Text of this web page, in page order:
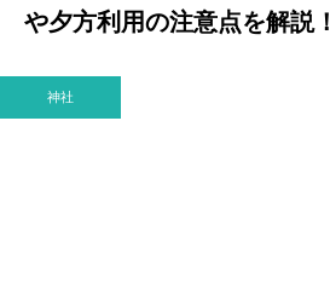
や夕方利用の注意点を解説！
神社